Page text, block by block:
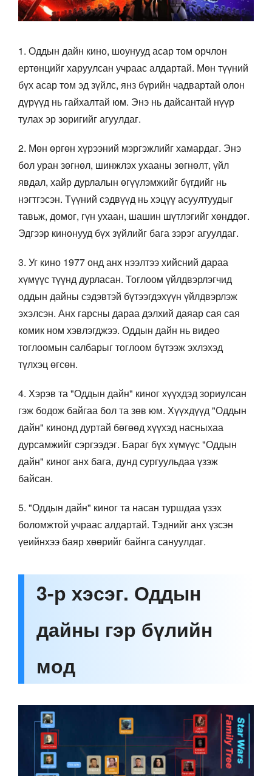
1. Оддын дайн кино, шоунууд асар том орчлон
ертөнцийг харуулсан учраас алдартай. Мөн түүний
бүх асар том эд зүйлс, янз бүрийн чадвартай олон
дүрүүд нь гайхалтай юм. Энэ нь дайсантай нүүр
тулах эр зоригийг агуулдаг.
2. Мөн өргөн хүрээний мэргэжлийг хамардаг. Энэ
бол уран зөгнөл, шинжлэх ухааны зөгнөлт, үйл
явдал, хайр дурлалын өгүүлэмжийг бүгдийг нь
нэгтгэсэн. Түүний сэдвүүд нь хэцүү асуултуудыг
тавьж, домог, гүн ухаан, шашин шүтлэгийг хөнддөг.
Эдгээр кинонууд бүх зүйлийг бага зэрэг агуулдаг.
3. Уг кино 1977 онд анх нээлтээ хийсний дараа
хүмүүс түүнд дурласан. Тоглоом үйлдвэрлэгчид
оддын дайны сэдэвтэй бүтээгдэхүүн үйлдвэрлэж
эхэлсэн. Анх гарсны дараа дэлхий даяар сая сая
комик ном хэвлэгджээ. Оддын дайн нь видео
тоглоомын салбарыг тоглоом бүтээж эхлэхэд
түлхэц өгсөн.
4. Хэрэв та "Оддын дайн" киног хүүхдэд зориулсан
гэж бодож байгаа бол та зөв юм. Хүүхдүүд "Оддын
дайн" кинонд дуртай бөгөөд хүүхэд насныхаа
дурсамжийг сэргээдэг. Бараг бүх хүмүүс "Оддын
дайн" киног анх бага, дунд сургуульдаа үзэж
байсан.
5. "Оддын дайн" киног та насан туршдаа үзэх
боломжтой учраас алдартай. Тэднийг анх үзсэн
үеийнхээ баяр хөөрийг байнга сануулдаг.
3-р хэсэг. Оддын
дайны гэр бүлийн
мод